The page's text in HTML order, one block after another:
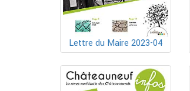
Lettre du Maire 2023-04